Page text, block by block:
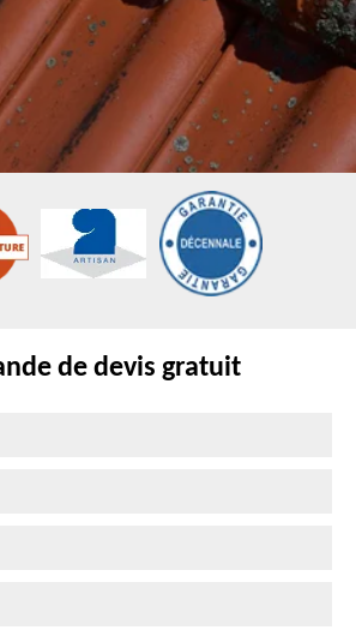
de devis gratuit